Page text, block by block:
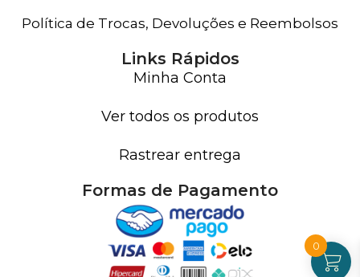
Política de Trocas, Devoluções e Reembolsos
Links Rápidos
Minha Conta
Ver todos os produtos
Rastrear entrega
Formas de Pagamento
0